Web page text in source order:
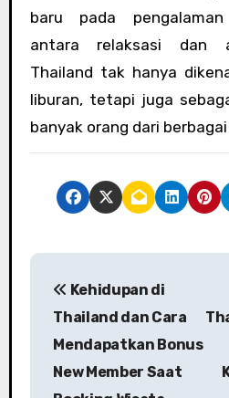
baru pada
antara relaksasi dan
Thailand tak hanya
liburan, tetapi juga
banyak orang dari
P
Kehidupan di
Thailand dan Cara
Mendapatkan Bonus
New Member Saat